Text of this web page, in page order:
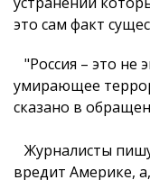
это сам факт
"Россия – это не
умирающее
сказано в
Журналисты
вредит Америке,